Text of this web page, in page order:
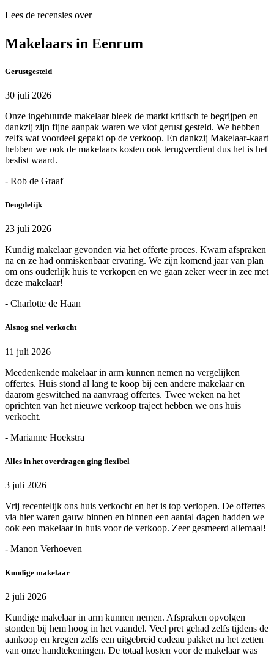
Lees de recensies over
Makelaars in Eenrum
Gerustgesteld
30 juli 2026
Onze ingehuurde makelaar bleek de markt kritisch te begrijpen en
dankzij zijn fijne aanpak waren we vlot gerust gesteld. We hebben
zelfs wat voordeel gepakt op de verkoop. En dankzij Makelaar-kaart
hebben we ook de makelaars kosten ook terugverdient dus het is het
beslist waard.
- Rob de Graaf
Deugdelijk
23 juli 2026
Kundig makelaar gevonden via het offerte proces. Kwam afspraken
na en ze had onmiskenbaar ervaring. We zijn komend jaar van plan
om ons ouderlijk huis te verkopen en we gaan zeker weer in zee met
deze makelaar!
- Charlotte de Haan
Alsnog snel verkocht
11 juli 2026
Meedenkende makelaar in arm kunnen nemen na vergelijken
offertes. Huis stond al lang te koop bij een andere makelaar en
daarom geswitched na aanvraag offertes. Twee weken na het
oprichten van het nieuwe verkoop traject hebben we ons huis
verkocht.
- Marianne Hoekstra
Alles in het overdragen ging flexibel
3 juli 2026
Vrij recentelijk ons huis verkocht en het is top verlopen. De offertes
via hier waren gauw binnen en binnen een aantal dagen hadden we
ook een makelaar in huis voor de verkoop. Zeer gesmeerd allemaal!
- Manon Verhoeven
Kundige makelaar
2 juli 2026
Kundige makelaar in arm kunnen nemen. Afspraken opvolgen
stonden bij hem hoog in het vaandel. Veel pret gehad zelfs tijdens de
aankoop en kregen zelfs een uitgebreid cadeau pakket na het zetten
van onze handtekeningen. De totaal kosten voor de makelaar was